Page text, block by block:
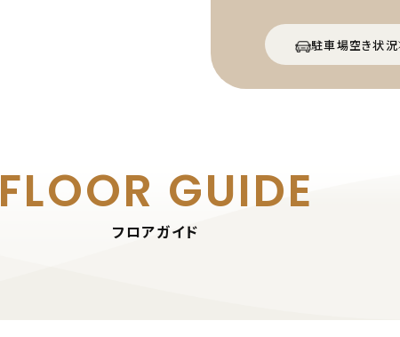
駐車場空き状況
FLOOR GUIDE
フロアガイド